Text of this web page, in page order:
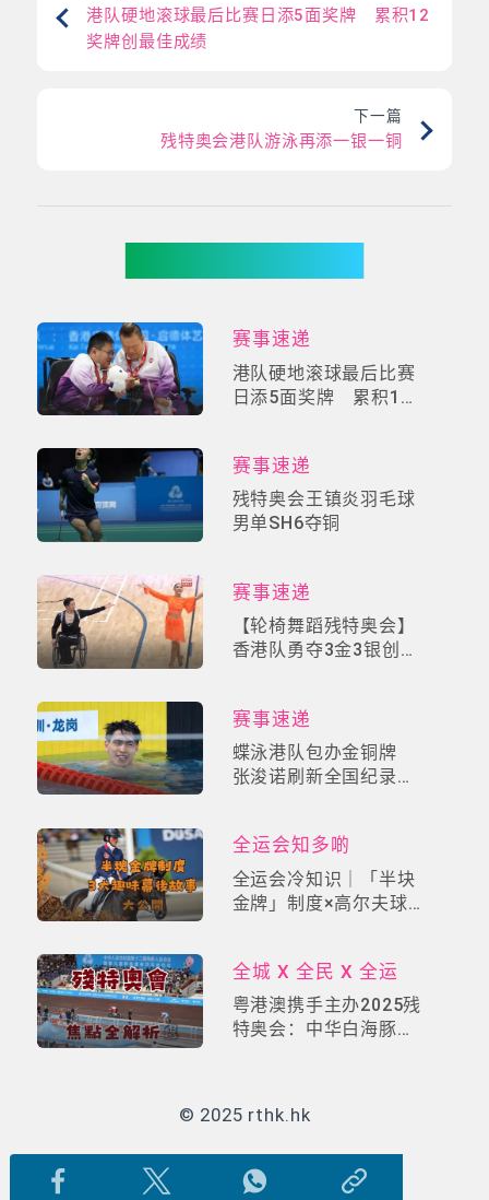
港队硬地滚球最后比赛日添5面奖牌 累积12
奖牌创最佳成绩
下一篇
残特奥会港队游泳再添一银一铜
赛事速递
港队硬地滚球最后比赛
日添5面奖牌 累积12
赛事速递
残特奥会王镇炎羽毛球
男单SH6夺铜
赛事速递
【轮椅舞蹈残特奥会】
香港队勇夺3金3银创历
场，展现轮舞极限魅力
赛事速递
蝶泳港队包办金铜牌
张浚诺刷新全国纪录夺
全运会知多啲
全运会冷知识｜「半块
金牌」制度×高尔夫球
全城 X 全民 X 全运
粤港澳携手主办2025残
特奥会：中华白海豚吉
© 2025 rthk.hk